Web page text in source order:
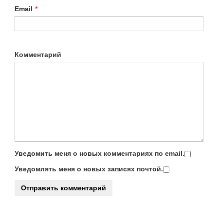
Email *
Комментарий
Уведомить меня о новых комментариях по email.
Уведомлять меня о новых записях почтой.